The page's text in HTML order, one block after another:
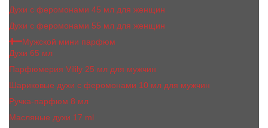
Духи с феромонами 45 мл для женщин
Духи с феромонами 55 мл для женщин
Мужской мини парфюм
Духи 65 мл
Парфюмерия Vilily 25 мл для мужчин
Шариковые духи с феромонами 10 мл для мужчин
Ручка-парфюм 8 мл
Масляные духи 17 ml